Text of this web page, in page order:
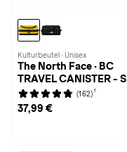
Kulturbeutel · Unisex
The North Face · BC
TRAVEL CANISTER - S
(162) 1
37,99 €